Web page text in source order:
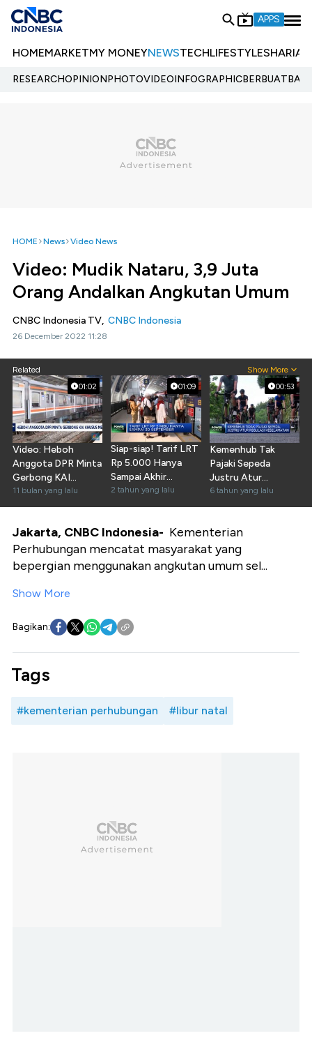
APPS
HOMEMARKETMY MONEYNEWSTECHLIFESTYLESHARIA
RESEARCHOPINIONPHOTOVIDEOINFOGRAPHIC
HOME News Video News
Video: Mudik Nataru, 3,9 Juta
Orang Andalkan Angkutan Umum
CNBC Indonesia TV, CNBC Indonesia
26 December 2022 11:28
Related Show More
01:02
Video: Heboh
Anggota DPR Minta
Gerbong KAI
Khusus Perokok
11 bulan yang lalu
01:09
Siap-siap! Tarif LRT
Rp 5.000 Hanya
Sampai Akhir
September
2 tahun yang lalu
00:53
Kemenhub Tak
Pajaki Sepeda
Justru Atur
Regulasi
Keselamatan
6 tahun yang lalu
Jakarta, CNBC Indonesia- Kementerian
Perhubungan mencatat masyarakat yang
bepergian menggunakan angkutan umum sel...
Show More
Bagikan:
Tags
#kementerian perhubungan #libur natal